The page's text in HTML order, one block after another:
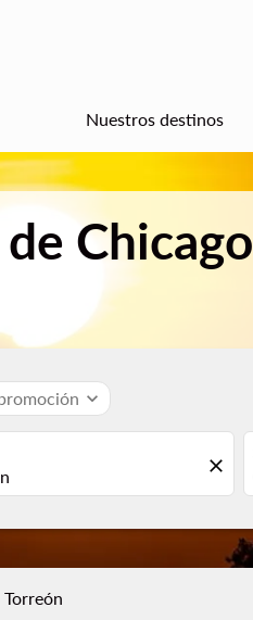
Nuestros destinos
expand_more
close